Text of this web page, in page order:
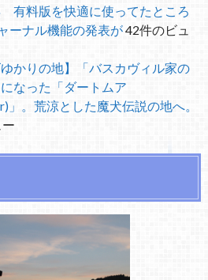
有料版を快適に使ってたところ
ーナル機能の発表が42件のビュ
ゆかりの地】「バスカヴィル家の
なった「ダートムア
」。荒涼とした魔犬伝説の地へ。